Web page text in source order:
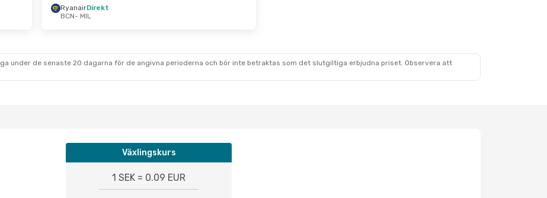
RyanairDirekt
BCN- MIL
under de senaste 20 dagarna för de angivna perioderna och bör inte betraktas som det slutgiltiga erbjudna priset. Observera att
Växlingskurs
1 SEK = 0.09 EUR